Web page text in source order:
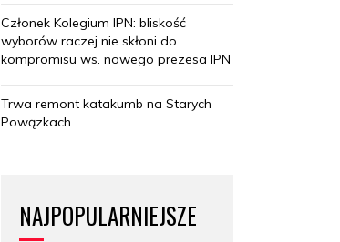
Członek Kolegium IPN: bliskość
wyborów raczej nie skłoni do
kompromisu ws. nowego prezesa IPN
Trwa remont katakumb na Starych
Powązkach
NAJPOPULARNIEJSZE